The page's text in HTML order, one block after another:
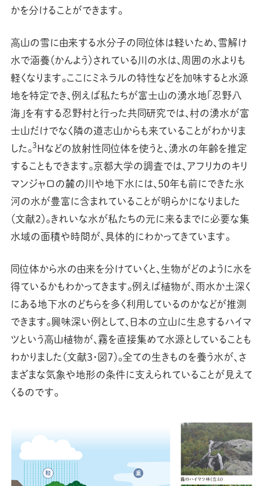
かを分けることができます。
高山の雪に由来する水分子の同位体は軽いため、雪解け
水で涵養（かんよう）されている川の水は、周囲の水よりも
軽くなります。ここにミネラルの特性などを加味すると水源
地を特定でき、例えば私たちが富士山の湧水地「忍野八
海」を有する忍野村と行った共同研究では、村の湧水が富
士山だけでなく隣の道志山からも来ていることがわかりま
した。3Hなどの放射性同位体を使うと、湧水の年齢を推定
することもできます。京都大学の調査では、アフリカのキリ
マンジャロの麓の川や地下水には、50年も前にできた氷
河の水が豊富に含まれていることが明らかになりました
（文献2）。きれいな水が私たちの元に来るまでに必要な集
水域の面積や時間が、具体的にわかってきています。
同位体から水の由来を分けていくと、生物がどのように水を
得ているかもわかってきます。例えば植物が、雨水か土深く
にある地下水のどちらを多く利用しているのかなどが推測
できます。興味深い例として、日本の立山に生息するハイマ
ツという高山植物が、霧を直接集めて水源としていることも
わかりました（文献3・図7）。全ての生きものを養う水が、さ
まざまな気象や地形の条件に支えられていることが見えて
くるのです。